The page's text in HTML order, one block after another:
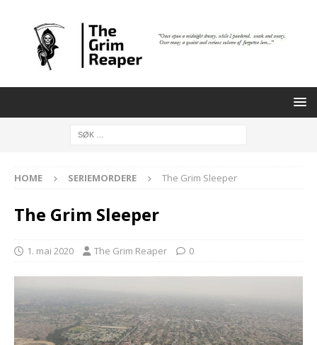
HOME SERIEMORDERE The Grim Sleeper
The Grim Sleeper
1. mai 2020 The Grim Reaper 0